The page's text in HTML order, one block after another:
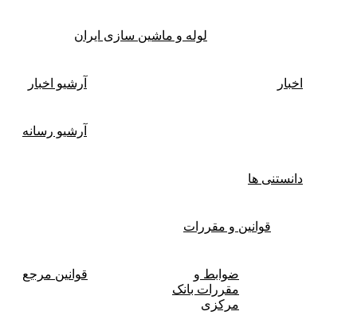
لوله و ماشین سازی ایران
اخبار آرشیو اخبار
آرشیو رسانه
دانستنی ها
قوانین و مقررات
ضوابط و
مقررات بانک
مرکزی
قوانين مرجع